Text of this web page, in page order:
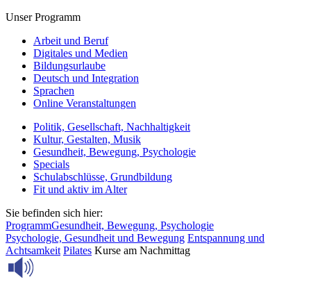
Unser Programm
Arbeit und Beruf
Digitales und Medien
Bildungsurlaube
Deutsch und Integration
Sprachen
Online Veranstaltungen
Politik, Gesellschaft, Nachhaltigkeit
Kultur, Gestalten, Musik
Gesundheit, Bewegung, Psychologie
Specials
Schulabschlüsse, Grundbildung
Fit und aktiv im Alter
Sie befinden sich hier:
ProgrammGesundheit, Bewegung, Psychologie
Psychologie, Gesundheit und Bewegung Entspannung und
Achtsamkeit Pilates Kurse am Nachmittag